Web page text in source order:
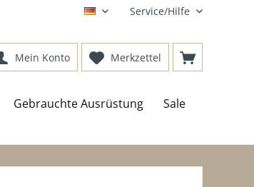
DE Service/Hilfe
Merkzettel
Mein Konto
Gebrauchte Ausrüstung Sale